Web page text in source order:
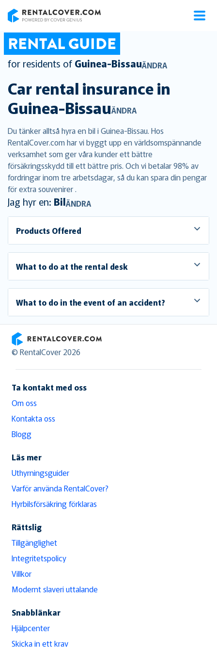
RENTAL GUIDE
for residents of Guinea-BissauÄNDRA
Car rental insurance in
Guinea-BissauÄNDRA
Du tänker alltså hyra en bil i Guinea-Bissau. Hos
RentalCover.com har vi byggt upp en världsomspännande
verksamhet som ger våra kunder ett bättre
försäkringsskydd till ett bättre pris. Och vi betalar 98% av
fordringar inom tre arbetsdagar, så du kan spara din pengar
för extra souvenirer .
Jag hyr en: BilÄNDRA
Products Offered
What to do at the rental desk
What to do in the event of an accident?
RentalCover
© RentalCover 2026
Ta kontakt med oss
Om oss
Kontakta oss
Blogg
Läs mer
Uthyrningsguider
Varför använda RentalCover?
Hyrbilsförsäkring förklaras
Rättslig
Tillgänglighet
Integritetspolicy
Villkor
Modernt slaveri uttalande
Snabblänkar
Hjälpcenter
Skicka in ett krav